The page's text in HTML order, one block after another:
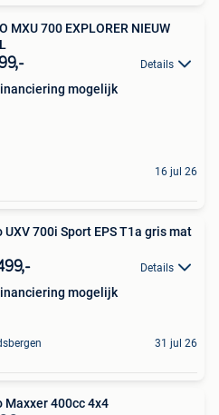
MXU 700 EXPLORER NIEUW
Details
mogelijk
16 jul 26
UXV 700i Sport EPS T1a gris mat
Details
mogelijk
31 jul 26
Maxxer 400cc 4x4